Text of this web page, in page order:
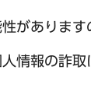
があります
情報の詐取